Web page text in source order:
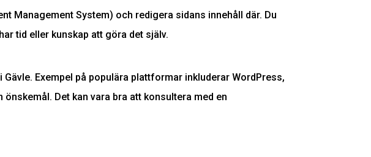
Management System) och redigera sidans innehåll där. Du
tid eller kunskap att göra det själv.
Exempel på populära plattformar inkluderar WordPress,
Det kan vara bra att konsultera med en